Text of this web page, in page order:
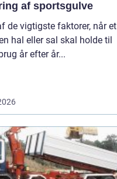
af sportsgulve
de vigtigste faktorer, når et
hal eller sal skal holde til
år efter år...